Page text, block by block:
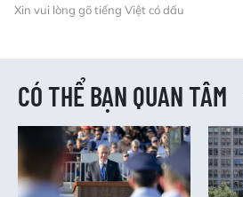
Xin vui lòng gõ tiếng Việt có dấu
CÓ THỂ BẠN QUAN TÂM